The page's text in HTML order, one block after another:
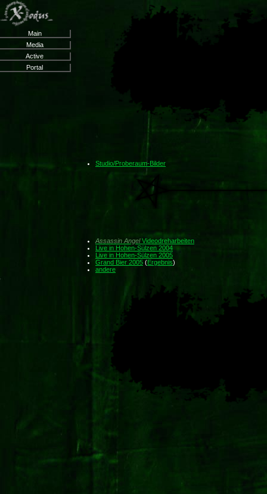
Main
Media
Active
Portal
Studio/Proberaum-Bilder
Assassin AngelVideodreharbeiten
Live in Hohen-Sülzen 2004
Live in Hohen-Sülzen 2005
Grand Bier 2005 (Ergebnis)
andere